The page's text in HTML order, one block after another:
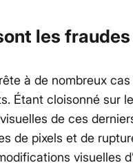
les
à de nombreux
Étant cloisonné sur
de ces
de pixels et de
visuelles